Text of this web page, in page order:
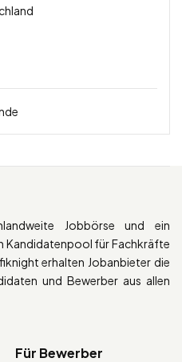
Jobbörse und ein
Kandidatenpool für Fachkräfte
erhalten Jobanbieter die
und Bewerber aus allen
Für Bewerber